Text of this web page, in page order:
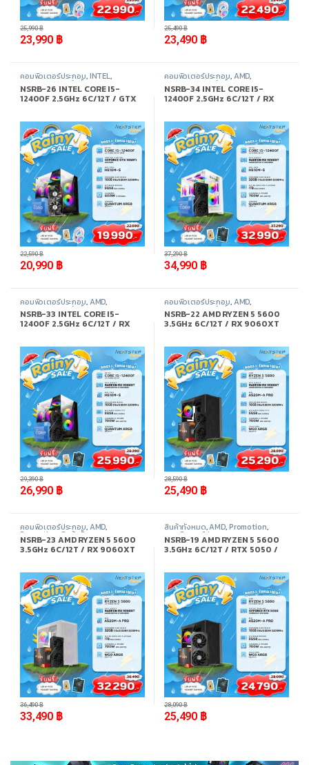
-8%
23,990 ฿
25,990฿
-8%
23,490 ฿
25,490฿
คอมพิวเตอร์ประกอบ,INTEL,
สินค้าทั้งหมด
NSRB-26 INTEL CORE I5-
12400F 2.5GHz 6C/12T / GTX
-7%
20,990 ฿
22,590฿
คอมพิวเตอร์ประกอบ,AMD,
สินค้าทั้งหมด
NSRB-34 INTEL CORE I5-
12400F 2.5GHz 6C/12T / RX
-6%
34,990 ฿
37,290฿
คอมพิวเตอร์ประกอบ,AMD,
Promotion ,สินค้าทั้งหมด
NSRB-33 INTEL CORE I5-
12400F 2.5GHz 6C/12T / RX
-8%
26,990 ฿
29,390฿
คอมพิวเตอร์ประกอบ,AMD,
Promotion ,สินค้าทั้งหมด
NSRB-22 AMD RYZEN 5 5600
3.5GHz 6C/12T / RX 9060XT
-11%
25,490 ฿
28,590฿
คอมพิวเตอร์ประกอบ,AMD,
Promotion ,สินค้าทั้งหมด
NSRB-23 AMD RYZEN 5 5600
3.5GHz 6C/12T / RX 9060XT
-8%
33,490 ฿
36,490฿
สินค้าทั้งหมด,AMD,Promotion,
คอมพิวเตอร์ประกอบ
NSRB-19 AMD RYZEN 5 5600
3.5GHz 6C/12T / RTX 5050 /
-9%
25,490 ฿
28,090฿